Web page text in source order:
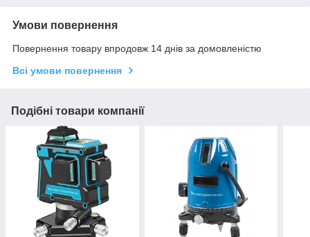
Умови повернення
Повернення товару впродовж 14 днів за домовленістю
Всі умови повернення
Подібні товари компанії